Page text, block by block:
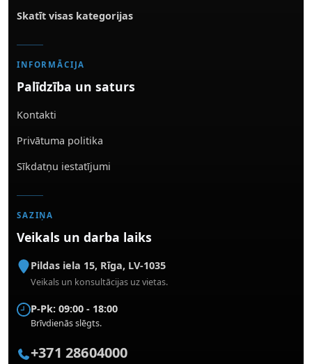
Skatīt visas kategorijas
INFORMĀCIJA
Palīdzība un saturs
Kontakti
Privātuma politika
Sīkdatņu iestatījumi
SAZIŅA
Veikals un darba laiks
Pildas iela 15, Rīga, LV-1035
Veikals un konsultācijas uz vietas.
P-Pk: 09:00 - 18:00
Brīvdienās slēgts.
+371 28604000